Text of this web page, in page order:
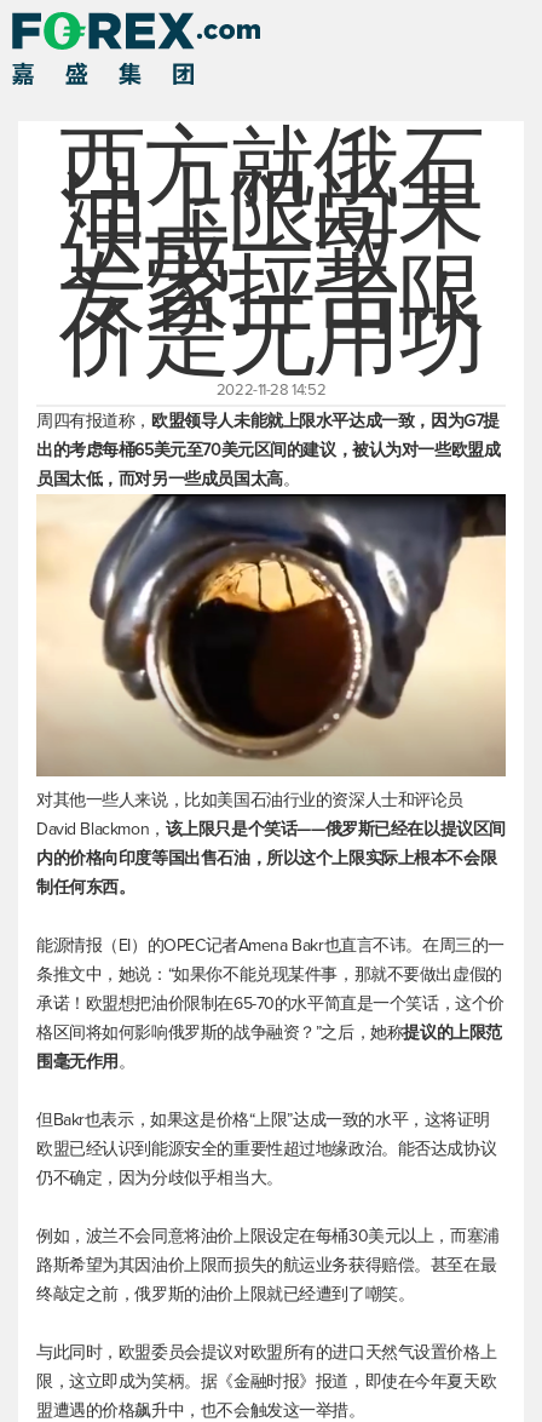
西方就俄石
油上限尚未
达成一致，
专家抨击限
价是无用功
2022-11-28 14:52
周四有报道称， 欧盟领导人未能就上限水平达成一致，因为G7提
出的考虑每桶65美元至70美元区间的建议，被认为对一些欧盟成
员国太低，而对另一些成员国太高。
对其他一些人来说，比如美国石油行业的资深人士和评论员
David Blackmon， 该上限只是个笑话——俄罗斯已经在以提议区间
内的价格向印度等国出售石油，所以这个上限实际上根本不会限
制任何东西。
能源情报（EI）的OPEC记者Amena Bakr也直言不讳。在周三的一
条推文中，她说：“如果你不能兑现某件事，那就不要做出虚假的
承诺！欧盟想把油价限制在65-70的水平简直是一个笑话，这个价
格区间将如何影响俄罗斯的战争融资？”之后，她称提议的上限范
围毫无作用。
但Bakr也表示，如果这是价格“上限”达成一致的水平，这将证明
欧盟已经认识到能源安全的重要性超过地缘政治。能否达成协议
仍不确定，因为分歧似乎相当大。
例如，波兰不会同意将油价上限设定在每桶30美元以上，而塞浦
路斯希望为其因油价上限而损失的航运业务获得赔偿。甚至在最
终敲定之前，俄罗斯的油价上限就已经遭到了嘲笑。
与此同时，欧盟委员会提议对欧盟所有的进口天然气设置价格上
限，这立即成为笑柄。据《金融时报》报道，即使在今年夏天欧
盟遭遇的价格飙升中，也不会触发这一举措。